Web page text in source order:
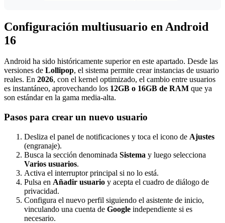
Configuración multiusuario en Android
16
Android ha sido históricamente superior en este apartado. Desde las
versiones de Lollipop, el sistema permite crear instancias de usuario
reales. En 2026, con el kernel optimizado, el cambio entre usuarios
es instantáneo, aprovechando los 12GB o 16GB de RAM que ya
son estándar en la gama media-alta.
Pasos para crear un nuevo usuario
Desliza el panel de notificaciones y toca el icono de Ajustes
(engranaje).
Busca la sección denominada Sistema y luego selecciona
Varios usuarios.
Activa el interruptor principal si no lo está.
Pulsa en Añadir usuario y acepta el cuadro de diálogo de
privacidad.
Configura el nuevo perfil siguiendo el asistente de inicio,
vinculando una cuenta de Google independiente si es
necesario.